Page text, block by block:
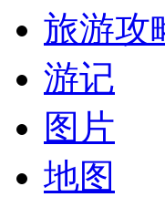
旅游攻
游记
图片
地图